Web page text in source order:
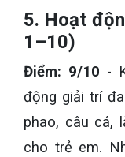
5. Hoạt
1–10)
Điểm: 9/10 -
động giải trí
phao, câu cá,
cho trẻ em.